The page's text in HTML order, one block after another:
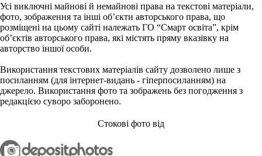
Усі виключні майнові й немайнові права на текстові матеріали,
фото, зображення та інші об’єкти авторського права, що
розміщені на цьому сайті належать ГО “Смарт освіта”, крім
об’єктів авторського права, які містять пряму вказівку на
авторство іншої особи.
Використання текстових матеріалів сайту дозволено лише з
посиланням (для інтернет-видань - гіперпосиланням) на
джерело. Використання фото та зображень без погодження з
редакцією суворо заборонено.
Стокові фото від